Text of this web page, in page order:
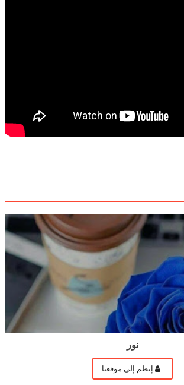
نور
إنظم إلى موقعنا